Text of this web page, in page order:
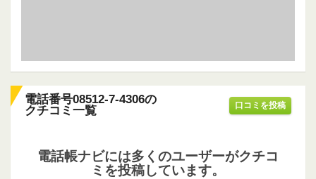
電話番号08512-7-4306の
クチコミ一覧
口コミを投稿
電話帳ナビには多くのユーザーがクチコ
ミを投稿しています。